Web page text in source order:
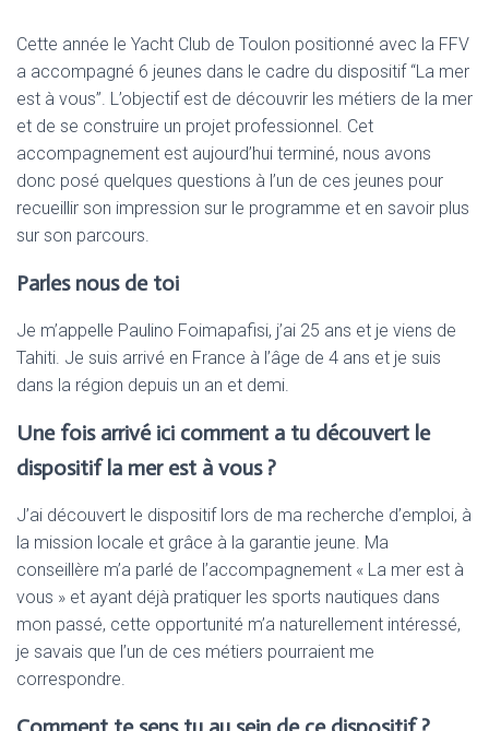
Cette année le Yacht Club de Toulon positionné avec la FFV
a accompagné 6 jeunes dans le cadre du dispositif “La mer
est à vous”. L’objectif est de découvrir les métiers de la mer
et de se construire un projet professionnel. Cet
accompagnement est aujourd’hui terminé, nous avons
donc posé quelques questions à l’un de ces jeunes pour
recueillir son impression sur le programme et en savoir plus
sur son parcours.
Parles nous de toi
Je m’appelle Paulino Foimapafisi, j’ai 25 ans et je viens de
Tahiti. Je suis arrivé en France à l’âge de 4 ans et je suis
dans la région depuis un an et demi.
Une fois arrivé ici comment a tu découvert le
dispositif la mer est à vous ?
J’ai découvert le dispositif lors de ma recherche d’emploi, à
la mission locale et grâce à la garantie jeune. Ma
conseillère m’a parlé de l’accompagnement « La mer est à
vous » et ayant déjà pratiquer les sports nautiques dans
mon passé, cette opportunité m’a naturellement intéressé,
je savais que l’un de ces métiers pourraient me
correspondre.